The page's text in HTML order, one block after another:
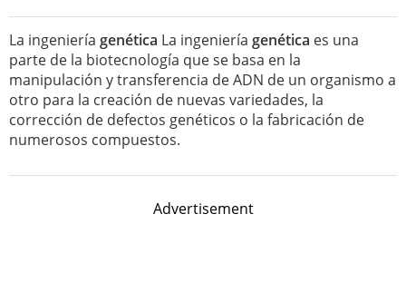
La ingeniería genética La ingeniería genética es una
parte de la biotecnología que se basa en la
manipulación y transferencia de ADN de un organismo a
otro para la creación de nuevas variedades, la
corrección de defectos genéticos o la fabricación de
numerosos compuestos.
Advertisement